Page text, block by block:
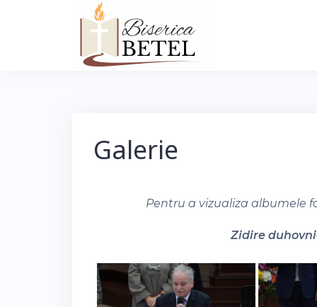
Galerie
Pentru a vizualiza albumele
Zidire